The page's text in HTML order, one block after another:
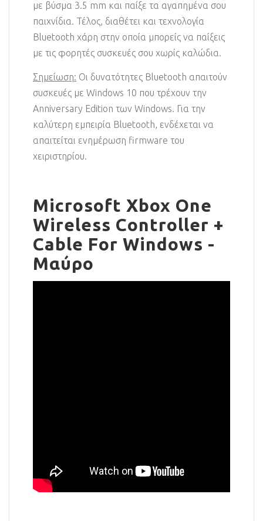
με βύσμα 3.5 mm και παίξε τα αγαπημένα σου
παιχνίδια. Τέλος, διαθέτει και τεχνολογία
Bluetooth χάρη στην οποία μπορείς να παίξεις
με τις φορητές συσκευές σου χωρίς καλώδια.
Σημείωση: Οι δυνατότητες Bluetooth απαιτούν
συσκευές με Windows 10 που τρέχουν την
Anniversary Edition των Windows. Για την
καλύτερη εμπειρία Bluetooth, ενδέχεται να
απαιτείται ενημέρωση firmware του
χειριστηρίου.
Microsoft Xbox One
Wireless Controller +
Cable For Windows -
Μαύρο